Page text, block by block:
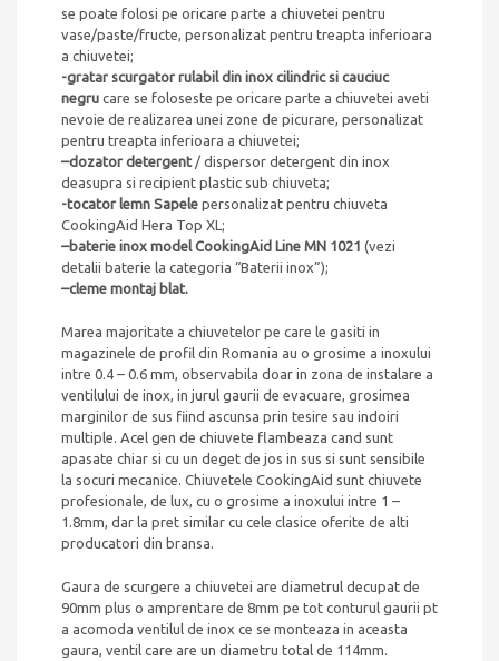
se poate folosi pe oricare parte a chiuvetei pentru
vase/paste/fructe, personalizat pentru treapta inferioara
a chiuvetei;
-gratar scurgator rulabil din inox cilindric si cauciuc
negru care se foloseste pe oricare parte a chiuvetei aveti
nevoie de realizarea unei zone de picurare, personalizat
pentru treapta inferioara a chiuvetei;
–dozator detergent/ dispersor detergent din inox
deasupra si recipient plastic sub chiuveta;
-tocator lemn Sapele personalizat pentru chiuveta
CookingAid Hera Top XL;
–baterie inox model CookingAid Line MN 1021 (vezi
detalii baterie la categoria “Baterii inox”);
–cleme montaj blat.
Marea majoritate a chiuvetelor pe care le gasiti in
magazinele de profil din Romania au o grosime a inoxului
intre 0.4 – 0.6 mm, observabila doar in zona de instalare a
ventilului de inox, in jurul gaurii de evacuare, grosimea
marginilor de sus fiind ascunsa prin tesire sau indoiri
multiple. Acel gen de chiuvete flambeaza cand sunt
apasate chiar si cu un deget de jos in sus si sunt sensibile
la socuri mecanice. Chiuvetele CookingAid sunt chiuvete
profesionale, de lux, cu o grosime a inoxului intre 1 –
1.8mm, dar la pret similar cu cele clasice oferite de alti
producatori din bransa.
Gaura de scurgere a chiuvetei are diametrul decupat de
90mm plus o amprentare de 8mm pe tot conturul gaurii pt
a acomoda ventilul de inox ce se monteaza in aceasta
gaura, ventil care are un diametru total de 114mm.